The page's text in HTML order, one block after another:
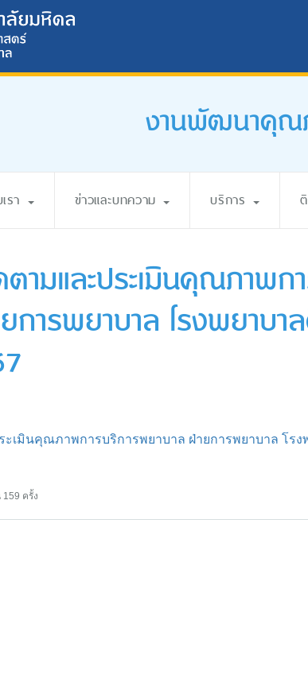
งานพัฒนาคุณ
รา ข่าวและบทความ บริการ
ามและประเมินคุณภาพก
ารพยาบาล โรงพยาบา
เมินคุณภาพการบริการพยาบาล ฝ่ายการพยาบาล โรง
159 ครั้ง